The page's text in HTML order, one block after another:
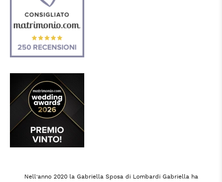
Nell’anno 2020 la Gabriella Sposa di Lombardi Gabriella ha